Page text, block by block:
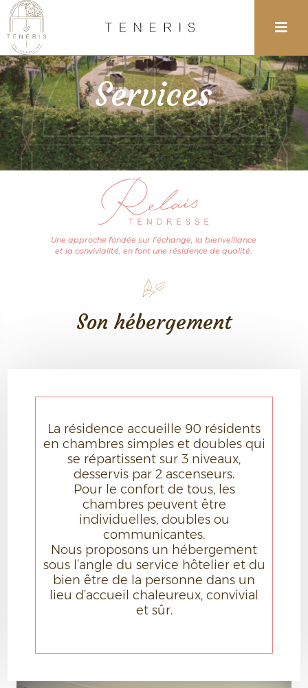
Services
Une approche fondée sur l’échange, la bienveillance
et la convivialité, en font une résidence de qualité.
Son hébergement
La résidence accueille 90 résidents
en chambres simples et doubles qui
se répartissent sur 3 niveaux,
desservis par 2 ascenseurs.
Pour le confort de tous, les
chambres peuvent être
individuelles, doubles ou
communicantes.
Nous proposons un hébergement
sous l’angle du service hôtelier et du
bien être de la personne dans un
lieu d’accueil chaleureux, convivial
et sûr.